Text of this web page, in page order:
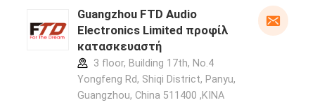
Guangzhou FTD Audio
Electronics Limited προφίλ
κατασκευαστή
3 floor, Building 17th, No.4
Yongfeng Rd, Shiqi District, Panyu,
Guangzhou, China 511400 ,ΚΙΝΑ